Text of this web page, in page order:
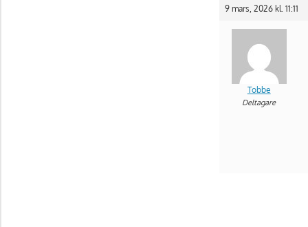
9 mars, 2026 kl. 11:11
Tobbe
Deltagare